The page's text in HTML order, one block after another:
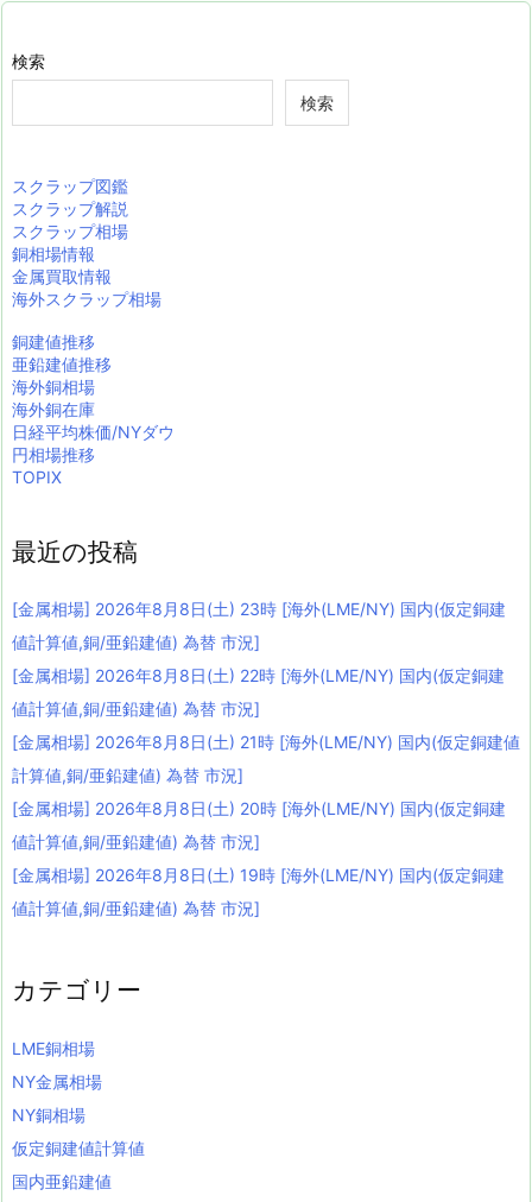
検索
検索
スクラップ図鑑
スクラップ解説
スクラップ相場
銅相場情報
金属買取情報
海外スクラップ相場
銅建値推移
亜鉛建値推移
海外銅相場
海外銅在庫
日経平均株価/NYダウ
円相場推移
TOPIX
最近の投稿
[金属相場] 2026年8月8日(土) 23時 [海外(LME/NY) 国内(仮定銅建
値計算値,銅/亜鉛建値) 為替 市況]
[金属相場] 2026年8月8日(土) 22時 [海外(LME/NY) 国内(仮定銅建
値計算値,銅/亜鉛建値) 為替 市況]
[金属相場] 2026年8月8日(土) 21時 [海外(LME/NY) 国内(仮定銅建値
計算値,銅/亜鉛建値) 為替 市況]
[金属相場] 2026年8月8日(土) 20時 [海外(LME/NY) 国内(仮定銅建
値計算値,銅/亜鉛建値) 為替 市況]
[金属相場] 2026年8月8日(土) 19時 [海外(LME/NY) 国内(仮定銅建
値計算値,銅/亜鉛建値) 為替 市況]
カテゴリー
LME銅相場
NY金属相場
NY銅相場
仮定銅建値計算値
国内亜鉛建値